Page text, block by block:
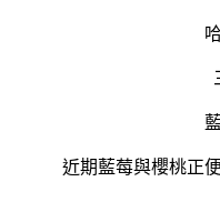
近期藍莓與櫻桃正